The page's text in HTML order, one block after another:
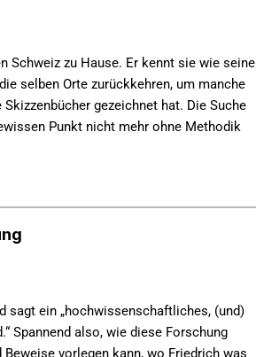
Schweiz zu Hause. Er kennt sie wie seine
selben Orte zurückkehren, um manche
gezeichnet hat. Die Suche
Punkt nicht mehr ohne Methodik
sagt ein „hochwissenschaftliches, (und)
Spannend also, wie diese Forschung
vorlegen kann, wo Friedrich was